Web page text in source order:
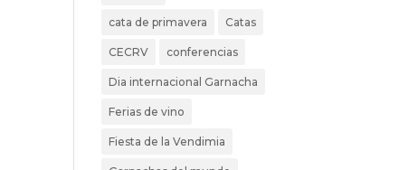
cata de primavera Catas
CECRV conferencias
Dia internacional Garnacha
Ferias de vino
Fiesta de la Vendimia